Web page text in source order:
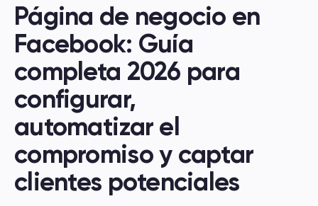
Página de negocio en
Facebook: Guía
completa 2026 para
configurar,
automatizar el
compromiso y captar
clientes potenciales